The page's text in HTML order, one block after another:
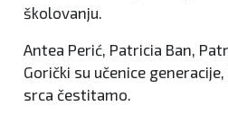
školovanju.
Antea Perić, Patricia Ban,
Gorički su učenice
srca čestitamo.